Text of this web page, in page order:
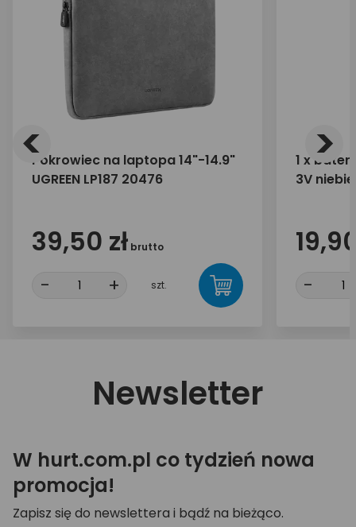
Pokrowiec na laptopa 14"-14.9"
UGREEN LP187 20476
39,50 zł brutto
- + szt.
1 x
3V
-
< >
Newsletter
W hurt.com.pl co tydzień nowa
promocja!
Zapisz się do newslettera i bądź na bieżąco.